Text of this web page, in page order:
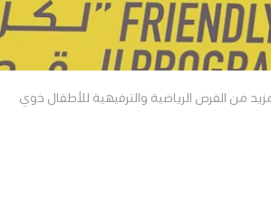
من الفرص الرياضية والترفيهية للأطفال ذوي